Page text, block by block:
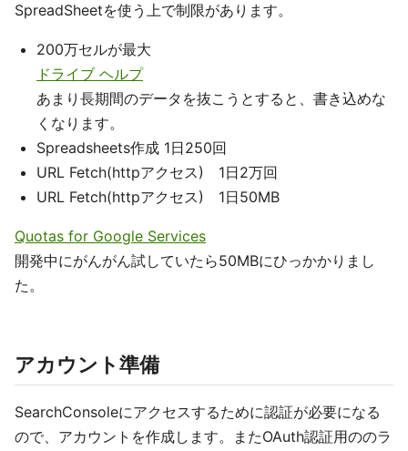
SpreadSheetを使う上で制限があります。
200万セルが最大
ドライブ ヘルプ
あまり長期間のデータを抜こうとすると、書き込めな
くなります。
Spreadsheets作成 1日250回
URL Fetch(httpアクセス) 1日2万回
URL Fetch(httpアクセス) 1日50MB
Quotas for Google Services
開発中にがんがん試していたら50MBにひっかかりまし
た。
アカウント準備
SearchConsoleにアクセスするために認証が必要になる
ので、アカウントを作成します。またOAuth認証用ののラ